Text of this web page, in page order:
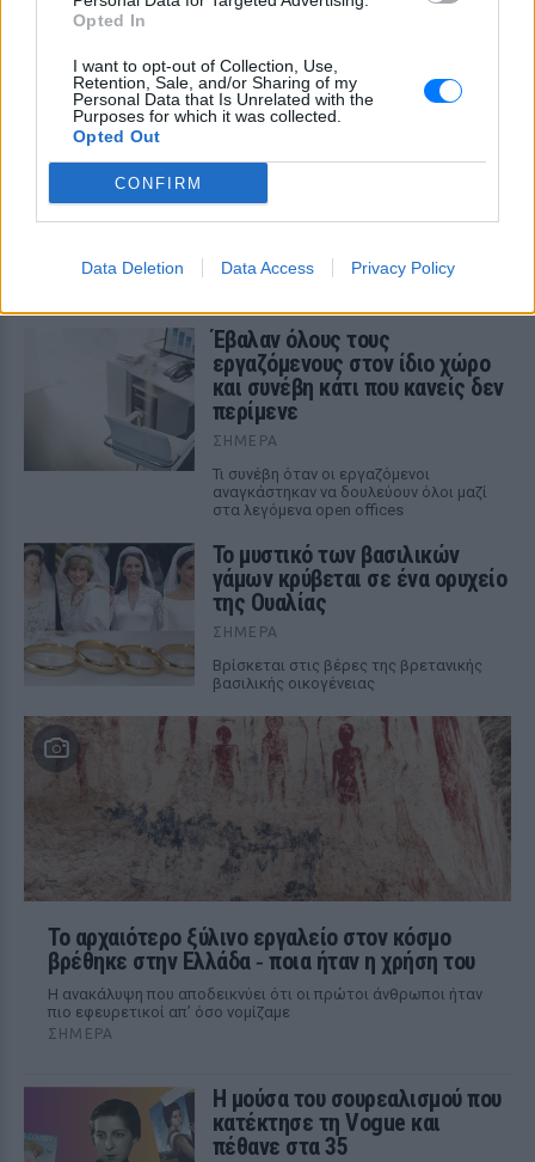
Opted In
I want to opt-out of Collection, Use,
Retention, Sale, and/or Sharing of my
Personal Data that Is Unrelated with the
Purposes for which it was collected.
Opted Out
CONFIRM
Data Deletion Data Access Privacy Policy
ΔΕΙΤΕ ΕΠΙΣΗΣ
ΣΤΗΝ ΙΔΙΑ ΚΑΤΗΓΟΡΙΑ
Η παράξενη ελευθερία: Σε αυτή
τη χώρα της Ευρώπης, το γuμνό
δεν θεωρείται πρόκληση
Είναι τρόπος ζωής!
Έβαλαν όλους τους
εργαζόμενους στον ίδιο χώρο
και συνέβη κάτι που κανείς δεν
περίμενε
ΣΉΜΕΡΑ
Τι συνέβη όταν οι εργαζόμενοι
αναγκάστηκαν να δουλεύουν όλοι μαζί
στα λεγόμενα open offices
Το μυστικό των βασιλικών
γάμων κρύβεται σε ένα ορυχείο
της Ουαλίας
ΣΉΜΕΡΑ
Βρίσκεται στις βέρες της βρετανικής
βασιλικής οικογένειας
Το αρχαιότερο ξύλινο εργαλείο στον κόσμο
βρέθηκε στην Ελλάδα ‑ ποια ήταν η χρήση του
Η ανακάλυψη που αποδεικνύει ότι οι πρώτοι άνθρωποι ήταν
πιο εφευρετικοί απ’ όσο νομίζαμε
ΣΉΜΕΡΑ
Η μούσα του σουρεαλισμού που
κατέκτησε τη Vogue και
πέθανε στα 35